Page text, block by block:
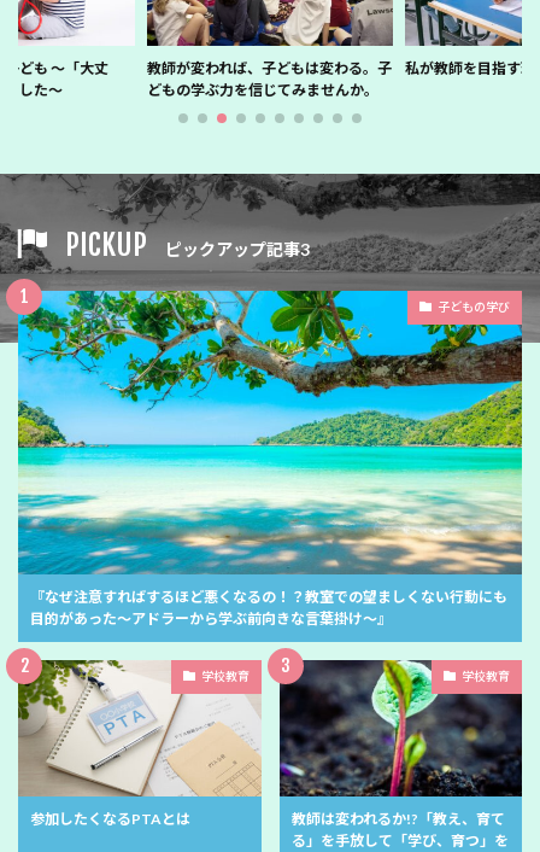
ども 〜「大丈
でした〜
教師が変われば、子どもは変わる。子
どもの学ぶ力を信じてみませんか。
私が教師を目指す理
PICKUP ピックアップ記事3
子どもの学び
『なぜ注意すればするほど悪くなるの！？教室での望ましくない行動にも
目的があった〜アドラーから学ぶ前向きな言葉掛け〜』
学校教育
参加したくなるPTAとは
学校教育
教師は変われるか!?「教え、育て
る」を手放して「学び、育つ」を